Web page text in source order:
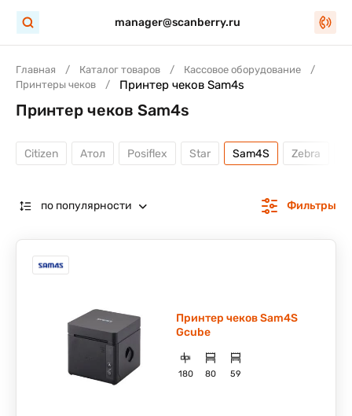
manager@scanberry.ru
Главная Каталог товаров
Кассовое оборудование
Принтеры чеков
Принтер чеков Sam4s
Принтер чеков Sam4s
Citizen Атол Posiflex Star Sam4S Zebra
по популярности Фильтры
Принтер чеков Sam4S
Gcube
180 80 59